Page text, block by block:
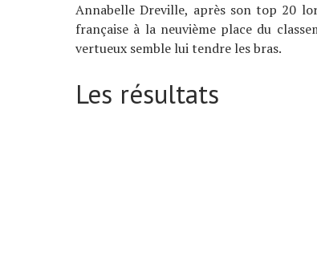
Annabelle Dreville, après son top 20
française à la neuvième place du
vertueux semble lui tendre les bras.
Les résultats